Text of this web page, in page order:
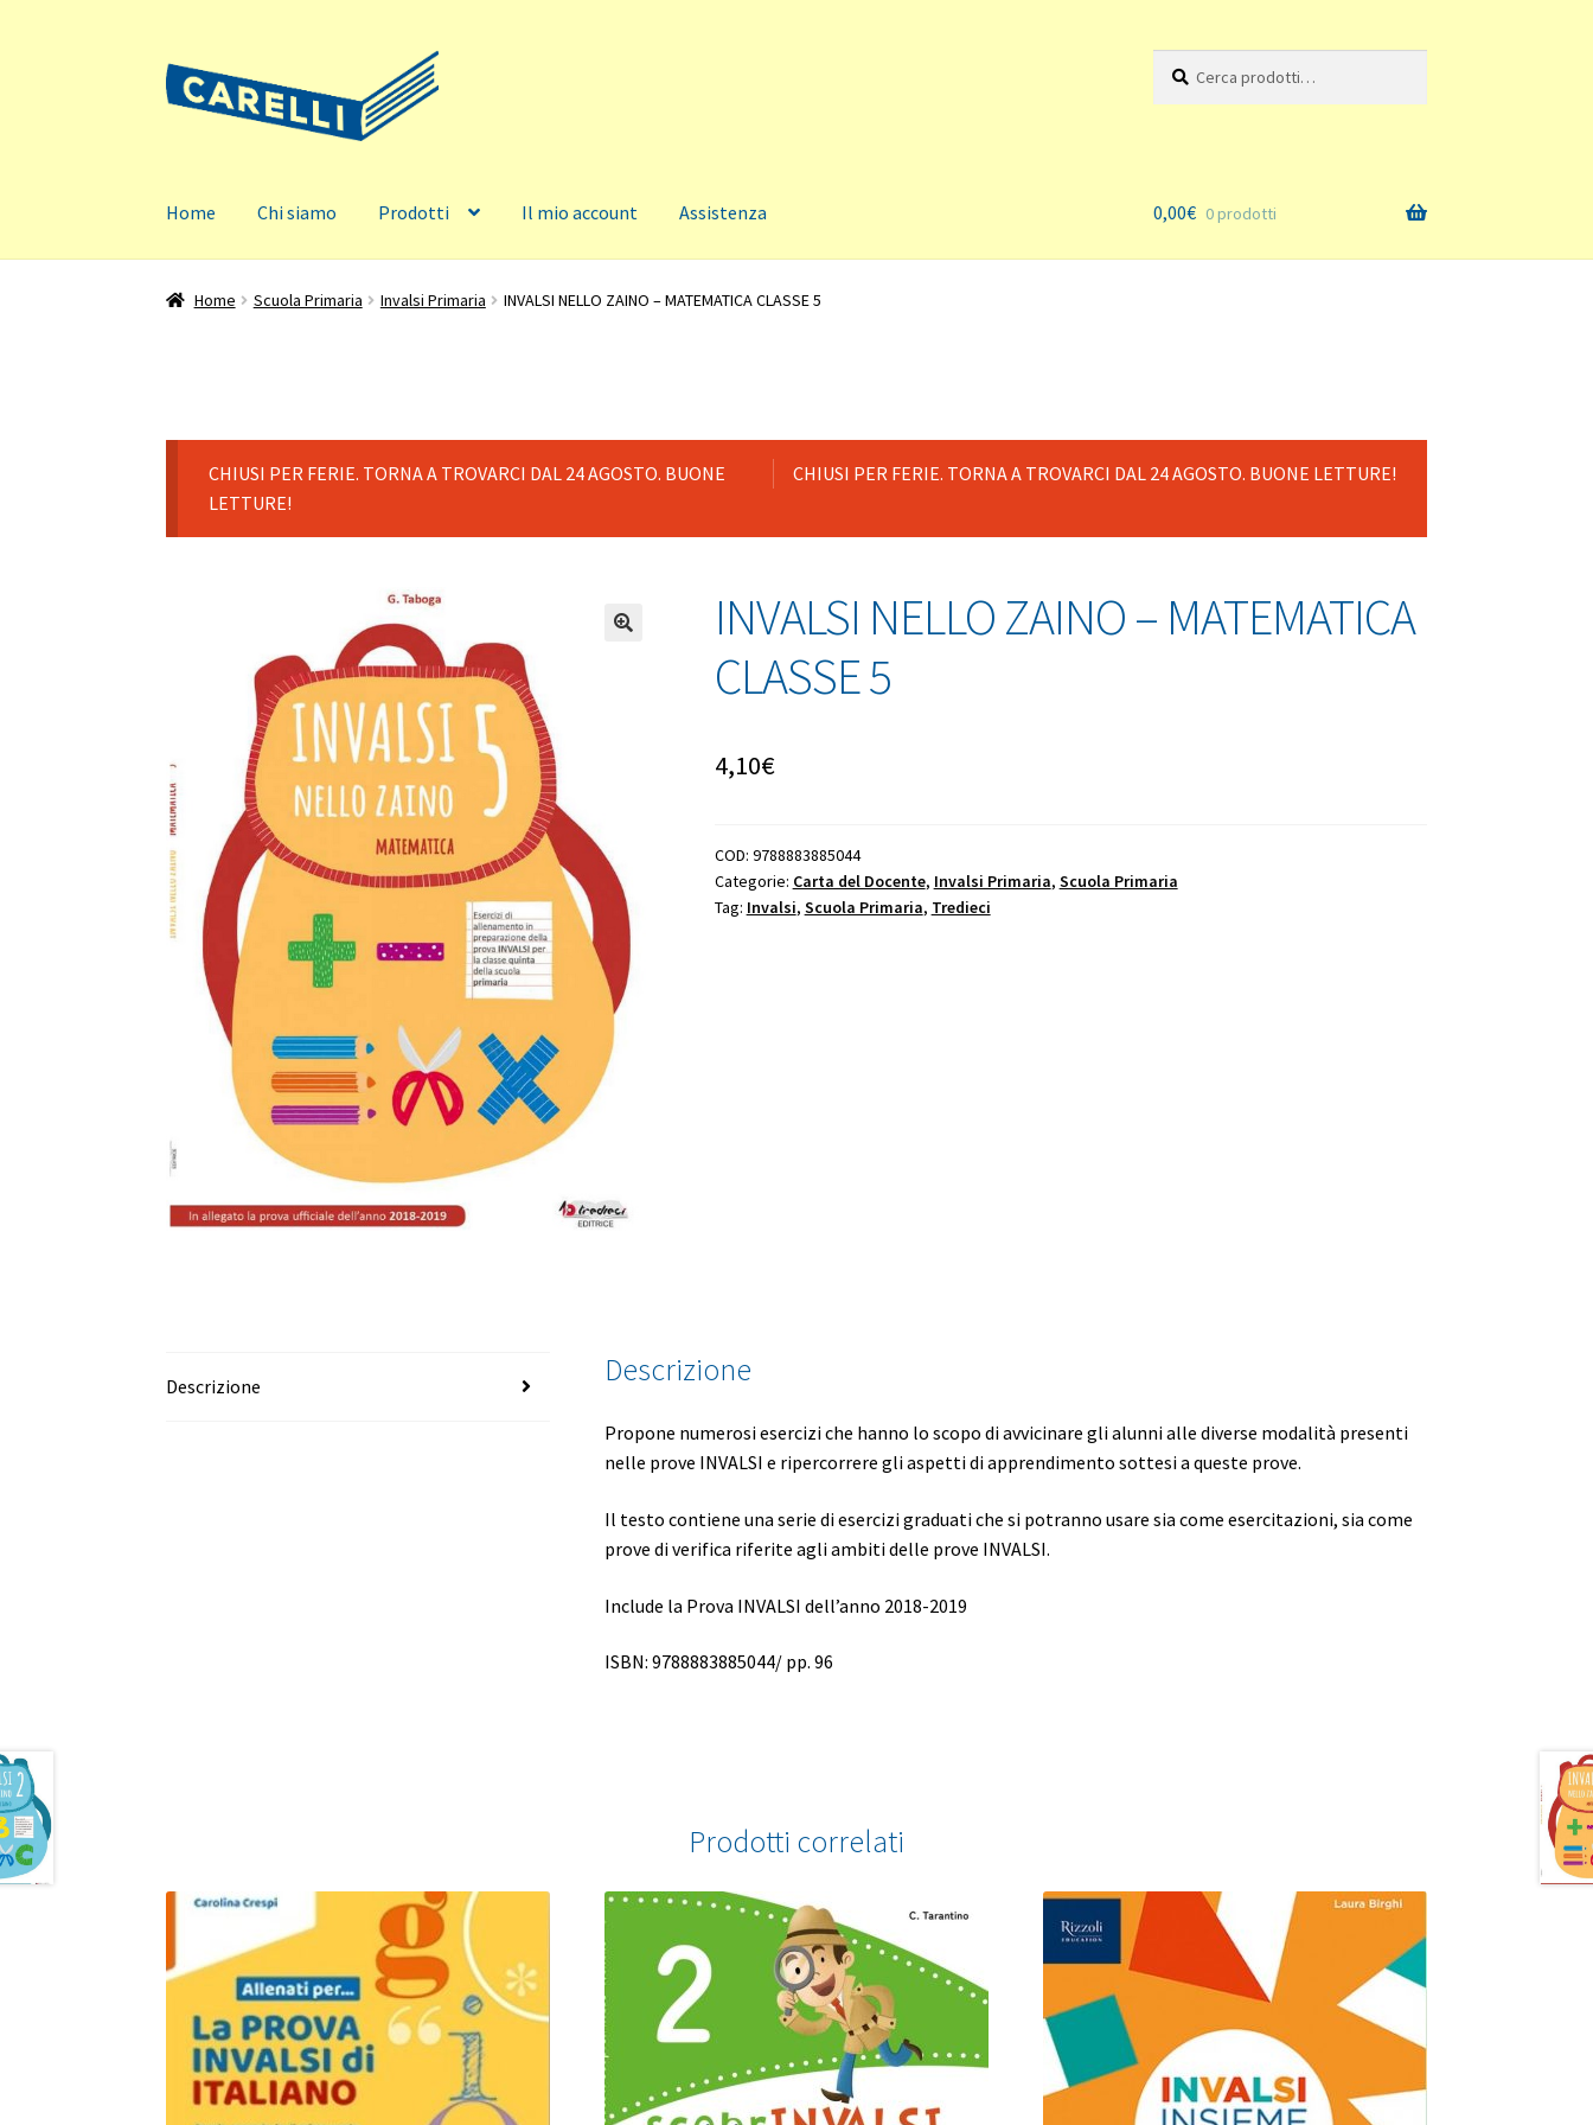
Vai
alla
navigazione
Vai
al
contenuto
Home Chi siamo Prodotti Il mio account Assistenza 0,00€ 0 prodotti
Home Scuola Primaria Invalsi Primaria INVALSI NELLO ZAINO – MATEMATICA CLASSE 5
CHIUSI PER FERIE. TORNA A TROVARCI DAL 24 AGOSTO. BUONE LETTURE!
CHIUSI PER FERIE. TORNA A TROVARCI DAL 24 AGOSTO. BUONE
LETTURE!
INVALSI NELLO ZAINO – MATEMATICA
CLASSE 5
4,10€
COD: 9788883885044
Categorie: Carta del Docente, Invalsi Primaria, Scuola Primaria
Tag: Invalsi, Scuola Primaria, Tredieci
Descrizione Descrizione
Propone numerosi esercizi che hanno lo scopo di avvicinare gli alunni alle diverse modalità presenti
nelle prove INVALSI e ripercorrere gli aspetti di apprendimento sottesi a queste prove.
Il testo contiene una serie di esercizi graduati che si potranno usare sia come esercitazioni, sia come
prove di verifica riferite agli ambiti delle prove INVALSI.
Include la Prova INVALSI dell’anno 2018-2019
ISBN: 9788883885044/ pp. 96
Prodotti correlati